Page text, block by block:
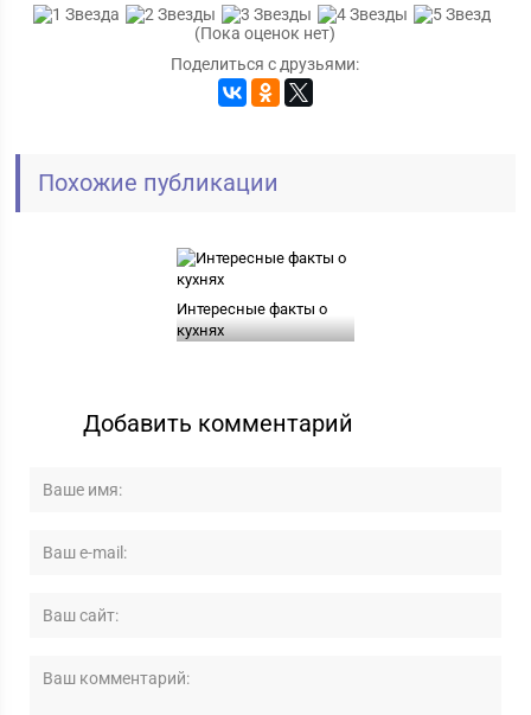
(Пока оценок нет)
Поделиться с друзьями:
Похожие публикации
Интересные факты о
кухнях
Добавить комментарий